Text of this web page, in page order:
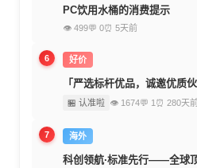
PC饮用水桶的消费提示
👁 499💬 0⏰ 5天前
6 好价
「严选标杆优品，诚邀优质
🏪 认准啦 👁 1674💬 1 ⏰ 280天
7 海外
科创领航·标准先行——全球